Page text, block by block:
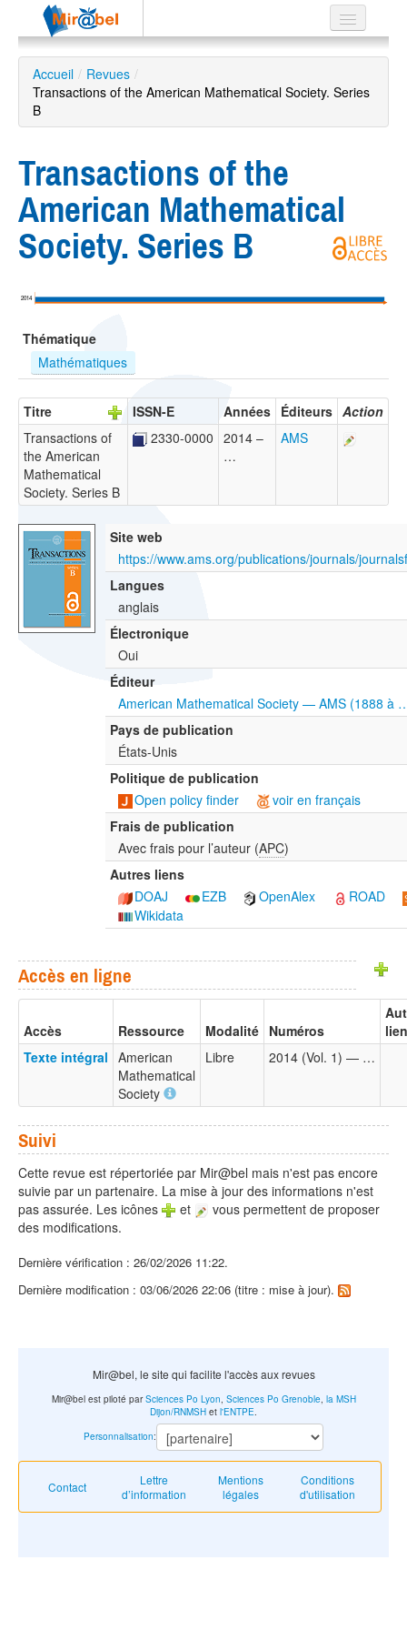
Le réseau
Soutien
Listes
Recherche
avancée
Accueil / Revues /
Transactions of the American Mathematical Society. Series
B
Transactions of the
American Mathematical
Society. Series B
2014
Thématique
Mathématiques
Titre ISSN-E Années Éditeurs Action
Transactions of
the American
Mathematical
Society. Series B
2330-0000 2014 –
…
AMS
Site web
Langues
anglais
Électronique
Oui
Éditeur
American Mathematical Society — AMS (1888 à
Pays de publication
États-Unis
Politique de publication
Open policy finder
voir en français
Frais de publication
Avec frais pour l’auteur (APC)
Autres liens
DOAJ
EZB OpenAlex
ROAD
Wikidata
Accès en ligne
Accès Ressource Modalité Numéros
Texte intégral American
Mathematical
Society
Libre 2014 (Vol. 1) — …
Suivi
Cette revue est répertoriée par Mir@bel mais n'est pas encore
suivie par un partenaire. La mise à jour des informations n'est
pas assurée. Les icônes
et
vous permettent de proposer
des modifications.
Dernière vérification : 26/02/2026 11:22.
Dernière modification : 03/06/2026 22:06 (titre : mise à jour).
Mir@bel, le site qui facilite l'accès aux revues
Contact
Lettre
d’information
Mentions
légales
Conditions
d'utilisation
Mir@bel est piloté parSciences Po Lyon, Sciences Po Grenoble, la MSH
Dijon/RNMSH et l'ENTPE.
Personnalisation: